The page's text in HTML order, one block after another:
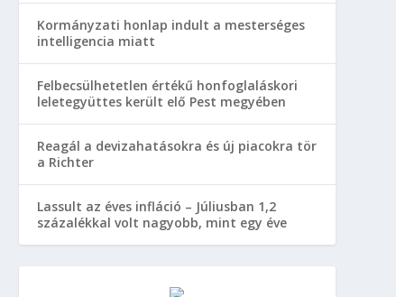
Kormányzati honlap indult a mesterséges
intelligencia miatt
Felbecsülhetetlen értékű honfoglaláskori
leletegyüttes került elő Pest megyében
Reagál a devizahatásokra és új piacokra tör
a Richter
Lassult az éves infláció – Júliusban 1,2
százalékkal volt nagyobb, mint egy éve